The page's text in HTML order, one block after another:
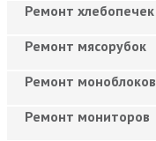
Ремонт хлебопечек
Ремонт мясорубок
Ремонт моноблоков
Ремонт мониторов